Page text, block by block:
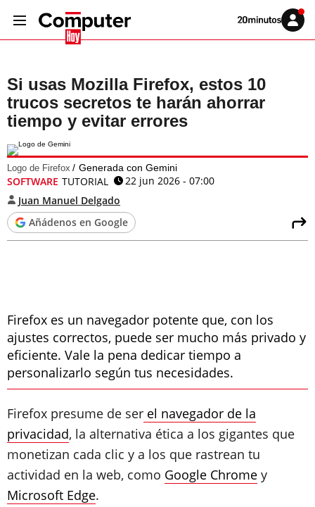
Volver
Iniciar
sesión
Si usas Mozilla Firefox, estos 10
trucos secretos te harán ahorrar
tiempo y evitar errores
Logo de Firefox Generada con Gemini
SOFTWARE TUTORIAL
22 jun 2026 - 07:00
Juan Manuel Delgado
Añádenos en Google
Firefox es un navegador potente que, con los
ajustes correctos, puede ser mucho más privado y
eficiente. Vale la pena dedicar tiempo a
personalizarlo según tus necesidades.
Firefox presume de ser el navegador de la
privacidad, la alternativa ética a los gigantes que
monetizan cada clic y a los que rastrean tu
actividad en la web, como Google Chrome y
Microsoft Edge.